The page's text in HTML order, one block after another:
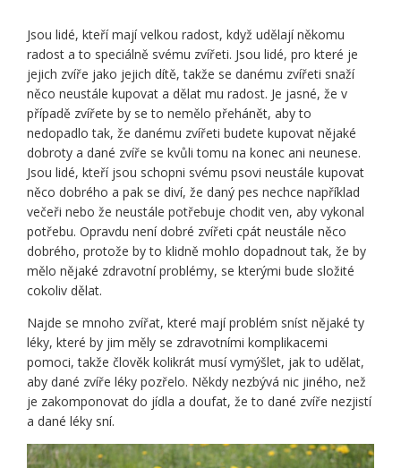
Jsou lidé, kteří mají velkou radost, když udělají někomu
radost a to speciálně svému zvířeti. Jsou lidé, pro které je
jejich zvíře jako jejich dítě, takže se danému zvířeti snaží
něco neustále kupovat a dělat mu radost. Je jasné, že v
případě zvířete by se to nemělo přehánět, aby to
nedopadlo tak, že danému zvířeti budete kupovat nějaké
dobroty a dané zvíře se kvůli tomu na konec ani neunese.
Jsou lidé, kteří jsou schopni svému psovi neustále kupovat
něco dobrého a pak se diví, že daný pes nechce například
večeři nebo že neustále potřebuje chodit ven, aby vykonal
potřebu. Opravdu není dobré zvířeti cpát neustále něco
dobrého, protože by to klidně mohlo dopadnout tak, že by
mělo nějaké zdravotní problémy, se kterými bude složité
cokoliv dělat.
Najde se mnoho zvířat, které mají problém sníst nějaké ty
léky, které by jim měly se zdravotními komplikacemi
pomoci, takže člověk kolikrát musí vymýšlet, jak to udělat,
aby dané zvíře léky pozřelo. Někdy nezbývá nic jiného, než
je zakomponovat do jídla a doufat, že to dané zvíře nezjistí
a dané léky sní.